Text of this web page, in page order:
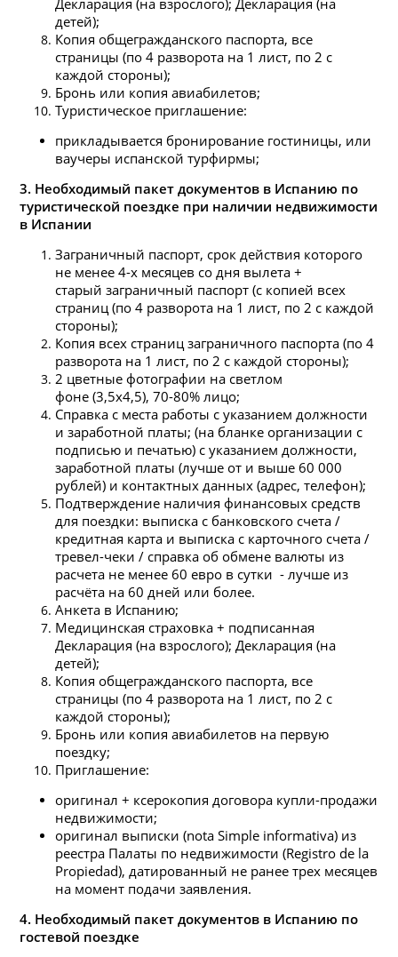
Декларация (на взрослого); Декларация (на
детей);
Копия общегражданского паспорта, все
страницы (по 4 разворота на 1 лист, по 2 с
каждой стороны);
Бронь или копия авиабилетов;
Туристическое приглашение:
прикладывается бронирование гостиницы, или
ваучеры испанской турфирмы;
3. Необходимый пакет документов в Испанию по
туристической поездке при наличии недвижимости
в Испании
Заграничный паспорт, срок действия которого
не менее 4-х месяцев со дня вылета +
старый заграничный паспорт (с копией всех
страниц (по 4 разворота на 1 лист, по 2 с каждой
стороны);
Копия всех страниц заграничного паспорта (по 4
разворота на 1 лист, по 2 с каждой стороны);
2 цветные фотографии на светлом
фоне (3,5х4,5), 70-80% лицо;
Справка с места работы с указанием должности
и заработной платы; (на бланке организации с
подписью и печатью) с указанием должности,
заработной платы (лучше от и выше 60 000
рублей) и контактных данных (адрес, телефон);
Подтверждение наличия финансовых средств
для поездки: выписка с банковского счета /
кредитная карта и выписка с карточного счета /
тревел-чеки / справка об обмене валюты из
расчета не менее 60 евро в сутки - лучше из
расчёта на 60 дней или более.
Анкета в Испанию;
Медицинская страховка + подписанная
Декларация (на взрослого); Декларация (на
детей);
Копия общегражданского паспорта, все
страницы (по 4 разворота на 1 лист, по 2 с
каждой стороны);
Бронь или копия авиабилетов на первую
поездку;
Приглашение:
оригинал + ксерокопия договора купли-продажи
недвижимости;
оригинал выписки (nota Simple informativa) из
реестра Палаты по недвижимости (Registro de la
Propiedad), датированный не ранее трех месяцев
на момент подачи заявления.
4. Необходимый пакет документов в Испанию по
гостевой поездке